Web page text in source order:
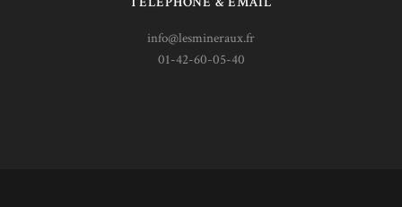
info@lesmineraux.fr
01-42-60-05-40